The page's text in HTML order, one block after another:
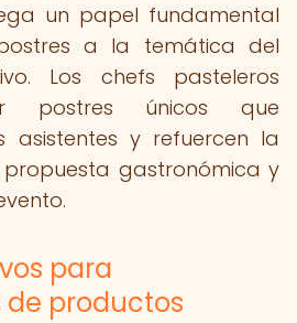
un papel fundamental
a la temática del
Los chefs pasteleros
postres únicos que
asistentes y refuercen la
gastronómica y
para
productos